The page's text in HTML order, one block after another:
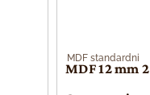
MDF standardni
MDF 12 mm